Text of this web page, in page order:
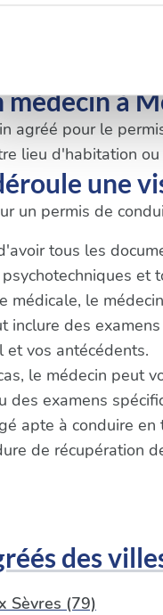
digitales).
cookies nous
et d'analyser
de médias
leur avez fournies ou
un centre agréé.
obligatoire. Il
à
agréé pour le
lieu d'habitation
une
un permis de
tous les
et
médicale, le
inclure des
et vos antécédents.
le médecin peut
des examens
apte à conduire
de récupération
des
Sèvres (79)